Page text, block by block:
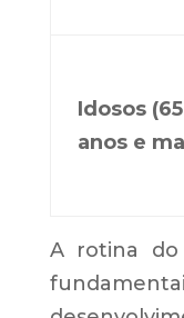
Idosos (65
anos e
A rotina